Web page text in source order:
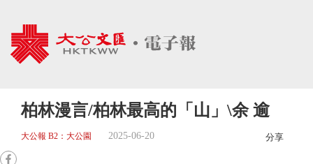
柏林漫言/柏林最高的「山」\余 逾
大公報 B2：大公園 2025-06-20 分享